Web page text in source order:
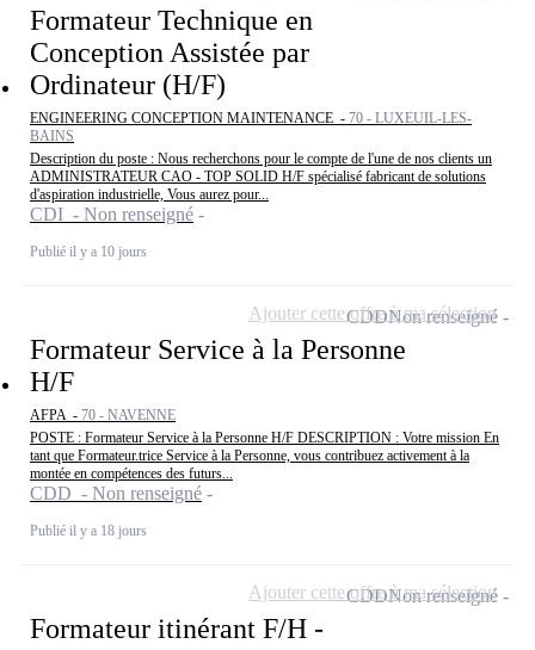
Formateur Technique en
Conception Assistée par
Ordinateur (H/F)
ENGINEERING CONCEPTION MAINTENANCE - 70 - LUXEUIL-LES-
BAINS
Description du poste : Nous recherchons pour le compte de l'une de nos clients un
ADMINISTRATEUR CAO - TOP SOLID H/F spécialisé fabricant de solutions
d'aspiration industrielle, Vous aurez pour...
CDI - Non renseigné
Publié il y a 10 jours
Formateur Service à la Personne
H/F
AFPA - 70 - NAVENNE
POSTE : Formateur Service à la Personne H/F DESCRIPTION : Votre mission En
tant que Formateur.trice Service à la Personne, vous contribuez activement à la
montée en compétences des futurs...
CDD - Non renseigné
Publié il y a 18 jours
CDDNon renseigné
Ajouter cette offre à ma sélection
Formateur itinérant F/H -
CDDNon renseigné
Ajouter cette offre à ma sélection